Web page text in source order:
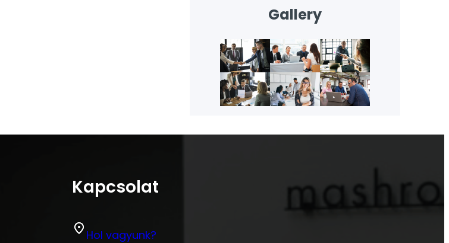
Gallery
Kapcsolat
Hol vagyunk?